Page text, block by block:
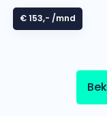
€ 153,- /mnd